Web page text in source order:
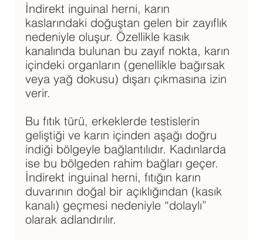
İndirekt inguinal herni, karın
kaslarındaki doğuştan gelen bir zayıflık
nedeniyle oluşur. Özellikle kasık
kanalında bulunan bu zayıf nokta, karın
içindeki organların (genellikle bağırsak
veya yağ dokusu) dışarı çıkmasına izin
verir.
Bu fıtık türü, erkeklerde testislerin
geliştiği ve karın içinden aşağı doğru
indiği bölgeyle bağlantılıdır. Kadınlarda
ise bu bölgeden rahim bağları geçer.
İndirekt inguinal herni, fıtığın karın
duvarının doğal bir açıklığından (kasık
kanalı) geçmesi nedeniyle “dolaylı”
olarak adlandırılır.